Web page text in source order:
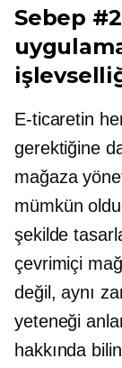
Sebep
E-ticaretin
gerektiğine
mağaza
mümkün
şekilde
çevrimiçi
değil, aynı
yeteneği
hakkında